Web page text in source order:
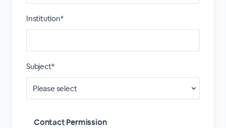
Institution*
Subject*
Contact Permission